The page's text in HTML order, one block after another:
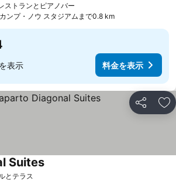
ストランとピアノバー
カンプ・ノウ スタジアムまで0.8 km
表示 料金を表示
シェア お
とテラス
Suites料金を表示